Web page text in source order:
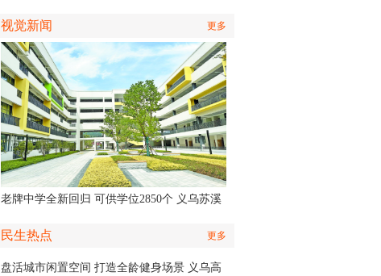
视觉新闻 更多
老牌中学全新回归 可供学位2850个 义乌苏溪
民生热点 更多
盘活城市闲置空间 打造全龄健身场景 义乌高